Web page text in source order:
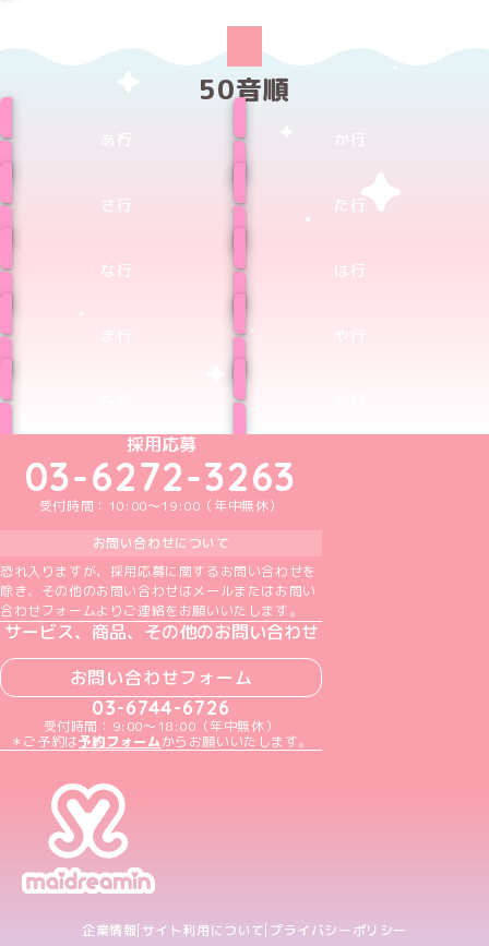
50音順
さ行 た行
な行 は行
めいどりーみんTikTok公式アカウント
めいどりーみんX公式アカウント
めいどりーみんInstagram公式アカウント
めいどりーみんFacebook公式アカウン
めいどりーみんYouTube公式アカ
採用応募
03-6272-3263
受付時間：10:00～19:00（年中無休）
お問い合わせについて
恐れ入りますが、採用応募に関するお問い合わせを
除き、その他のお問い合わせはメールまたはお問い
合わせフォームよりご連絡をお願いいたします。
サービス、商品、その他のお問い合わせ
お問い合わせフォーム
03-6744-6726
受付時間：9:00～18:00（年中無休）
＊ご予約は予約フォームからお願いいたします。
企業情報 サイト利用について プライバシーポリシー